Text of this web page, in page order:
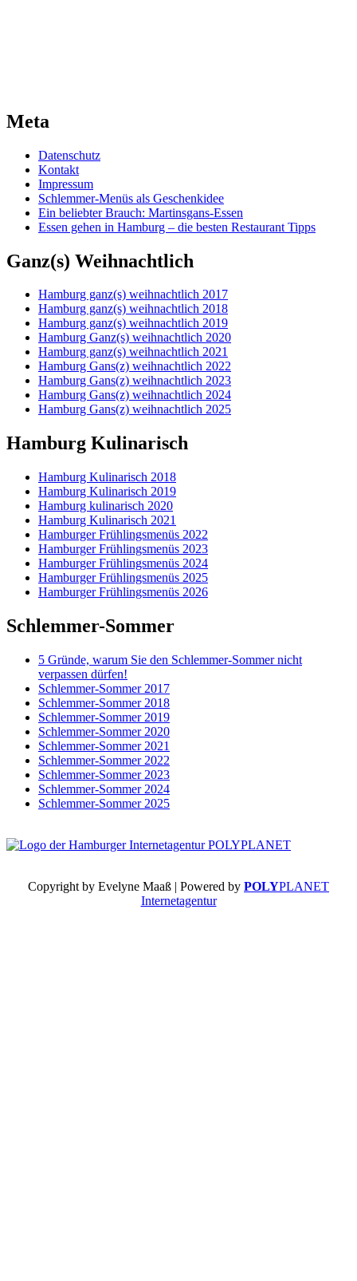
Meta
Datenschutz
Kontakt
Impressum
Schlemmer-Menüs als Geschenkidee
Ein beliebter Brauch: Martinsgans-Essen
Essen gehen in Hamburg – die besten Restaurant Tipps
Ganz(s) Weihnachtlich
Hamburg ganz(s) weihnachtlich 2017
Hamburg ganz(s) weihnachtlich 2018
Hamburg ganz(s) weihnachtlich 2019
Hamburg Ganz(s) weihnachtlich 2020
Hamburg ganz(s) weihnachtlich 2021
Hamburg Gans(z) weihnachtlich 2022
Hamburg Gans(z) weihnachtlich 2023
Hamburg Gans(z) weihnachtlich 2024
Hamburg Gans(z) weihnachtlich 2025
Hamburg Kulinarisch
Hamburg Kulinarisch 2018
Hamburg Kulinarisch 2019
Hamburg kulinarisch 2020
Hamburg Kulinarisch 2021
Hamburger Frühlingsmenüs 2022
Hamburger Frühlingsmenüs 2023
Hamburger Frühlingsmenüs 2024
Hamburger Frühlingsmenüs 2025
Hamburger Frühlingsmenüs 2026
Schlemmer-Sommer
5 Gründe, warum Sie den Schlemmer-Sommer nicht
verpassen dürfen!
Schlemmer-Sommer 2017
Schlemmer-Sommer 2018
Schlemmer-Sommer 2019
Schlemmer-Sommer 2020
Schlemmer-Sommer 2021
Schlemmer-Sommer 2022
Schlemmer-Sommer 2023
Schlemmer-Sommer 2024
Schlemmer-Sommer 2025
Copyright by Evelyne Maaß | Powered by POLYPLANET
Internetagentur